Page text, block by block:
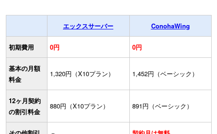
エックスサーバー ConohaWing
初期費用 0円 0円
基本の月額
料金
1,320円（X10プラン） 1,452円（ベーシック）
12ヶ月契約
の割引料金
880円（X10プラン） 891円（ベーシック）